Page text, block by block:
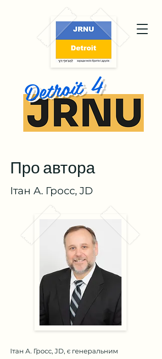
Detroit 4
Про автора
Ітан А. Гросс, JD
Ітан А. Гросс, JD, є генеральним